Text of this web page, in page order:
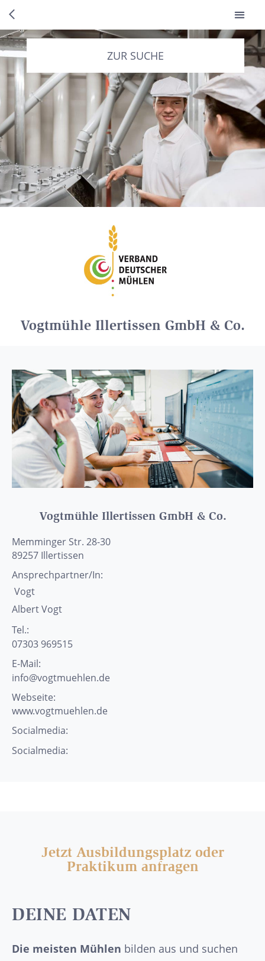
ZUR SUCHE
Vogtmühle Illertissen GmbH & Co.
Vogtmühle Illertissen GmbH & Co.
Memminger Str. 28-30
89257 Illertissen
Ansprechpartner/In:
Vogt
AlbertVogt
Tel.:
07303 969515
E-Mail:
info@vogtmuehlen.de
Webseite:
www.vogtmuehlen.de
Socialmedia:
Socialmedia:
Jetzt Ausbildungsplatz oder
Praktikum anfragen
DEINE DATEN
Die meisten Mühlen bilden aus und suchen